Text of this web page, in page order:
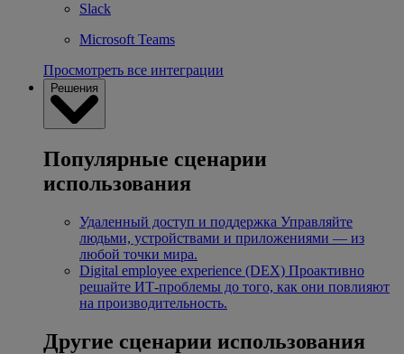
Slack
Microsoft Teams
Просмотреть все интеграции
Решения
Популярные сценарии
использования
Удаленный доступ и поддержка Управляйте
людьми, устройствами и приложениями — из
любой точки мира.
Digital employee experience (DEX) Проактивно
решайте ИТ-проблемы до того, как они повлияют
на производительность.
Другие сценарии использования